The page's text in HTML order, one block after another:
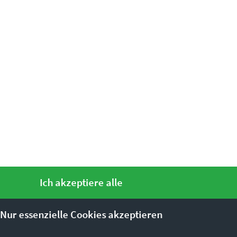
Ich akzeptiere alle
Nur essenzielle Cookies akzeptieren